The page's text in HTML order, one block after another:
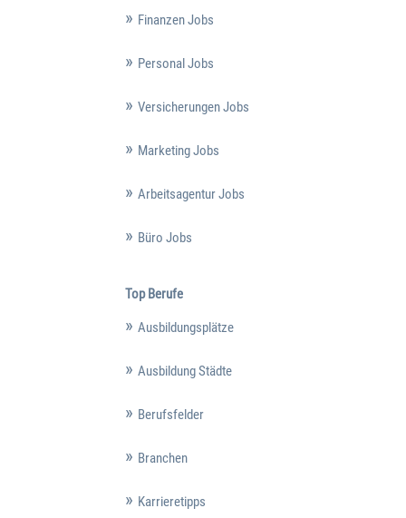
Finanzen Jobs
Personal Jobs
Versicherungen Jobs
Marketing Jobs
Arbeitsagentur Jobs
Büro Jobs
Top Berufe
Ausbildungsplätze
Ausbildung Städte
Berufsfelder
Branchen
Karrieretipps